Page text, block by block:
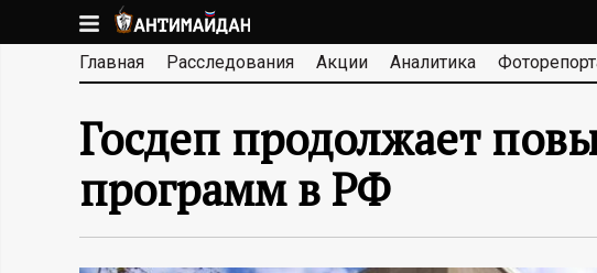
к
основномуА
Н
Т
И
Главная Расследования Акции Аналитика
Госдеп продолжает
программ в РФ